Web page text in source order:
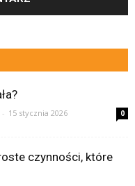
- 15 stycznia 2026 0
czynności, które